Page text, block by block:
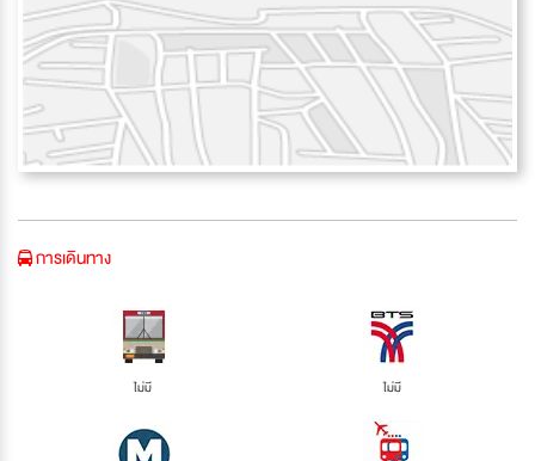
การเดินทาง
ไม่มี ไม่มี